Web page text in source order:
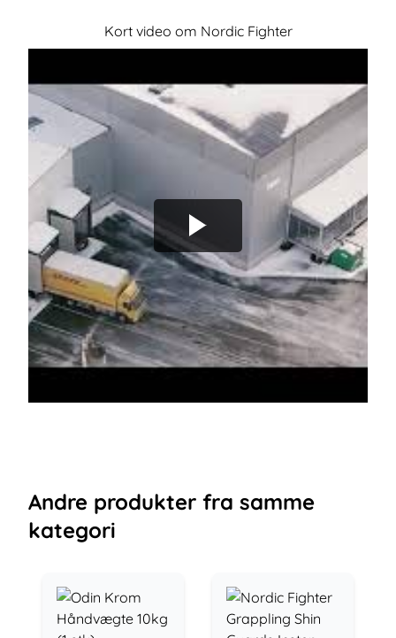
Kort video om Nordic Fighter
Andre produkter fra samme
kategori